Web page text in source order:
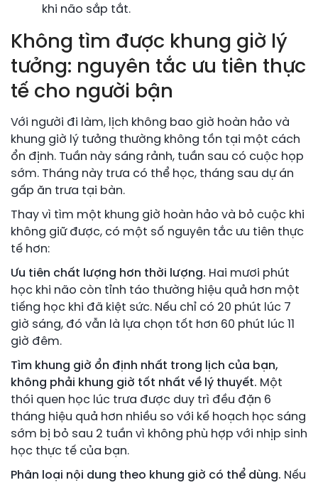
khi não sắp tắt.
Không tìm được khung giờ lý
tưởng: nguyên tắc ưu tiên thực
tế cho người bận
Với người đi làm, lịch không bao giờ hoàn hảo và
khung giờ lý tưởng thường không tồn tại một cách
ổn định. Tuần này sáng rảnh, tuần sau có cuộc họp
sớm. Tháng này trưa có thể học, tháng sau dự án
gấp ăn trưa tại bàn.
Thay vì tìm một khung giờ hoàn hảo và bỏ cuộc khi
không giữ được, có một số nguyên tắc ưu tiên thực
tế hơn:
Ưu tiên chất lượng hơn thời lượng. Hai mươi phút
học khi não còn tỉnh táo thường hiệu quả hơn một
tiếng học khi đã kiệt sức. Nếu chỉ có 20 phút lúc 7
giờ sáng, đó vẫn là lựa chọn tốt hơn 60 phút lúc 11
giờ đêm.
Tìm khung giờ ổn định nhất trong lịch của bạn,
không phải khung giờ tốt nhất về lý thuyết. Một
thói quen học lúc trưa được duy trì đều đặn 6
tháng hiệu quả hơn nhiều so với kế hoạch học sáng
sớm bị bỏ sau 2 tuần vì không phù hợp với nhịp sinh
học thực tế của bạn.
Phân loại nội dung theo khung giờ có thể dùng. Nếu